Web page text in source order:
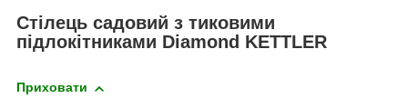
Стілець садовий з тиковими
підлокітниками Diamond KETTLER
Приховати